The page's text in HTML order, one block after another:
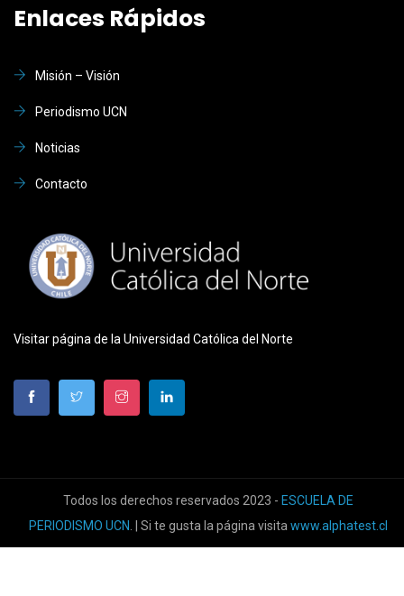
Enlaces Rápidos
Misión – Visión
Periodismo UCN
Noticias
Contacto
Visitar página de la Universidad Católica del Norte
Todos los derechos reservados 2023 - ESCUELA DE
PERIODISMO UCN
. | Si te gusta la página visita www.alphatest.cl